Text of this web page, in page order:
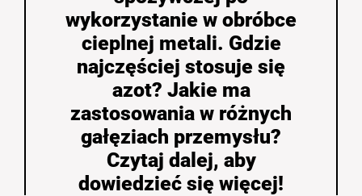
wykorzystanie w obróbce
cieplnej metali. Gdzie
najczęściej stosuje się
azot? Jakie ma
zastosowania w różnych
gałęziach przemysłu?
Czytaj dalej, aby
dowiedzieć się więcej!